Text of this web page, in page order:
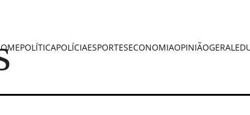
POLÍTICAPOLÍCIAESPORTESECONOMIAOPINIÃOGERAL